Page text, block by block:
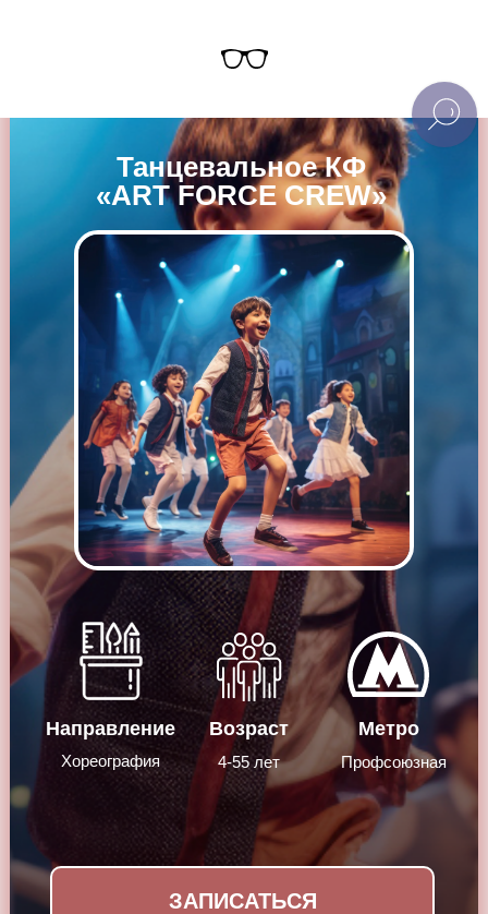
Танцевальное КФ
«ART FORCE CREW»
Направление
Хореография
Возраст
4-55 лет
Метро
Профсоюзная
ЗАПИСАТЬСЯ